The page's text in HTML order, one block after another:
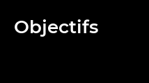
Objectifs